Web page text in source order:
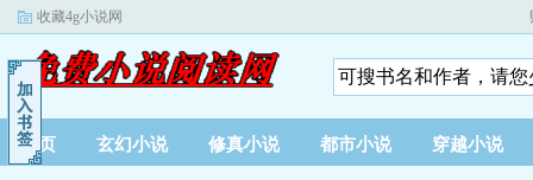
收藏4g小说网
首页 玄幻小说 修真小说 都市小说 穿越小说